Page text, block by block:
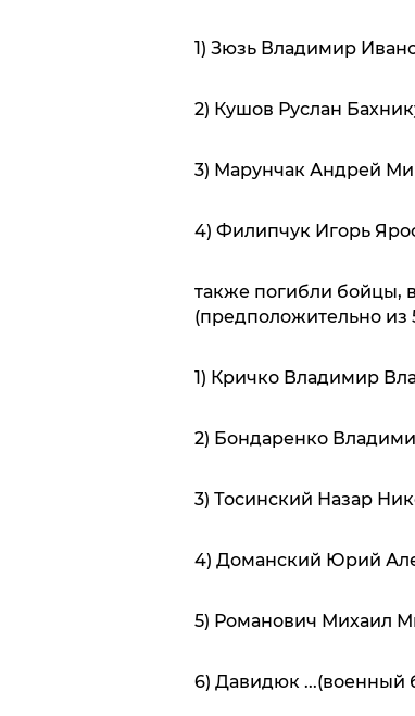
1) Зюзь Владимир
2) Кушов Руслан
3) Марунчак Андрей
4) Филипчук Игорь
также погибли бойцы,
(предположительно из
1) Кричко Владимир
2) Бондаренко
3) Тосинский Назар
4) Доманский Юрий
5) Романович Михаил
6) Давидюк ...(военный